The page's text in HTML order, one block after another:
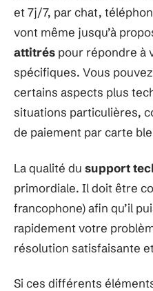
et 7j/7, par chat,
vont même jusqu’à
attitrés pour répondre à
spécifiques. Vous
certains aspects plus
situations particulières,
de paiement par carte
La qualité du support
primordiale. Il doit être
francophone) afin qu’il
rapidement votre
résolution satisfaisante
Si ces différents